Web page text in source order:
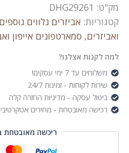
מק"ט: DHG29261
קטגוריות: אביזרים נלווים נוספים
ואביזרים, סמארטפונים אייפון
למה לקנות אצלנו?
משלוחים עד 7 ימי עסקים!
שירות לקוחות - זמינות 24/7
ביטול עסקה - מדיניות החזרה קלה
רכישה מאובטחת - מחירים
ריכשה מאובטחת